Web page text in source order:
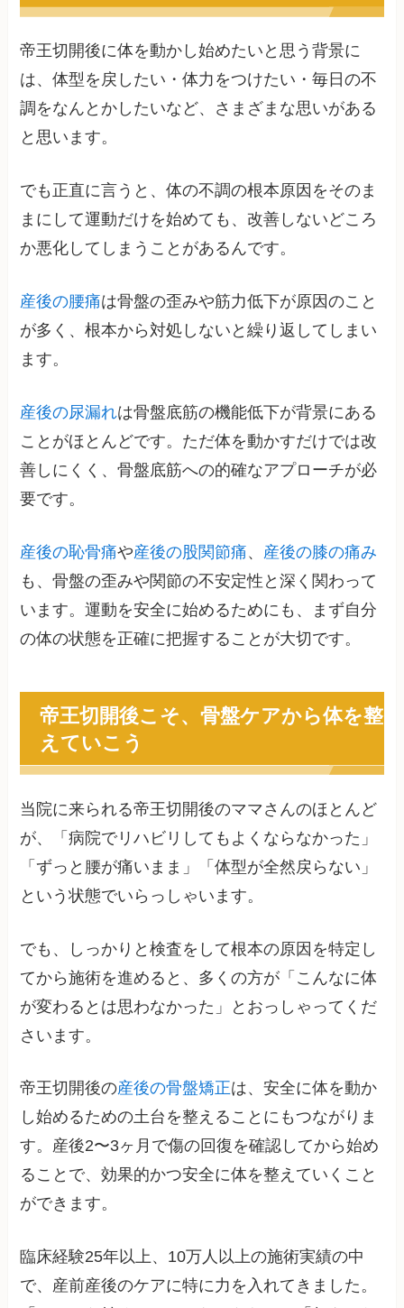
帝王切開後に体を動かし始めたいと思う背景に
は、体型を戻したい・体力をつけたい・毎日の不
調をなんとかしたいなど、さまざまな思いがある
と思います。
でも正直に言うと、体の不調の根本原因をそのま
まにして運動だけを始めても、改善しないどころ
か悪化してしまうことがあるんです。
産後の腰痛は骨盤の歪みや筋力低下が原因のこと
が多く、根本から対処しないと繰り返してしまい
ます。
産後の尿漏れは骨盤底筋の機能低下が背景にある
ことがほとんどです。ただ体を動かすだけでは改
善しにくく、骨盤底筋への的確なアプローチが必
要です。
産後の恥骨痛や産後の股関節痛、 産後の膝の痛み
も、骨盤の歪みや関節の不安定性と深く関わって
います。運動を安全に始めるためにも、まず自分
の体の状態を正確に把握することが大切です。
帝王切開後こそ、骨盤ケアから体を整
えていこう
当院に来られる帝王切開後のママさんのほとんど
が、「病院でリハビリしてもよくならなかった」
「ずっと腰が痛いまま」「体型が全然戻らない」
という状態でいらっしゃいます。
でも、しっかりと検査をして根本の原因を特定し
てから施術を進めると、多くの方が「こんなに体
が変わるとは思わなかった」とおっしゃってくだ
さいます。
帝王切開後の産後の骨盤矯正は、安全に体を動か
し始めるための土台を整えることにもつながりま
す。産後2〜3ヶ月で傷の回復を確認してから始め
ることで、効果的かつ安全に体を整えていくこと
ができます。
臨床経験25年以上、10万人以上の施術実績の中
で、産前産後のケアに特に力を入れてきました。